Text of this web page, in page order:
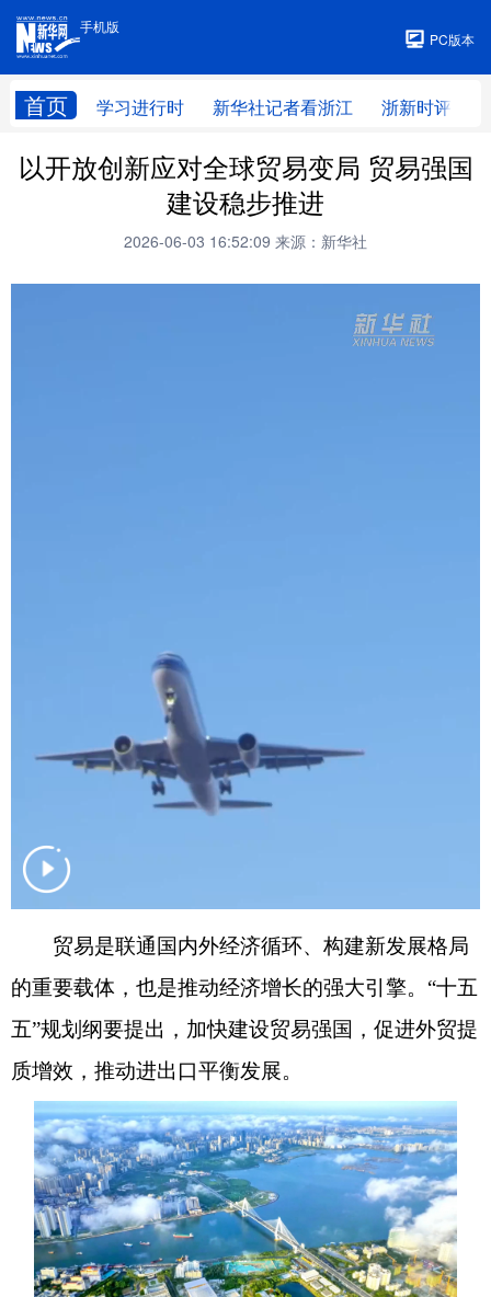
手机版
PC版本
首页 学习进行时 新华社记者看浙江 浙新时评
手机版
以开放创新应对全球贸易变局 贸易强国
建设稳步推进
2026-06-03 16:52:09 来源：新华社
贸易是联通国内外经济循环、构建新发展格局
的重要载体，也是推动经济增长的强大引擎。“十五
五”规划纲要提出，加快建设贸易强国，促进外贸提
质增效，推动进出口平衡发展。